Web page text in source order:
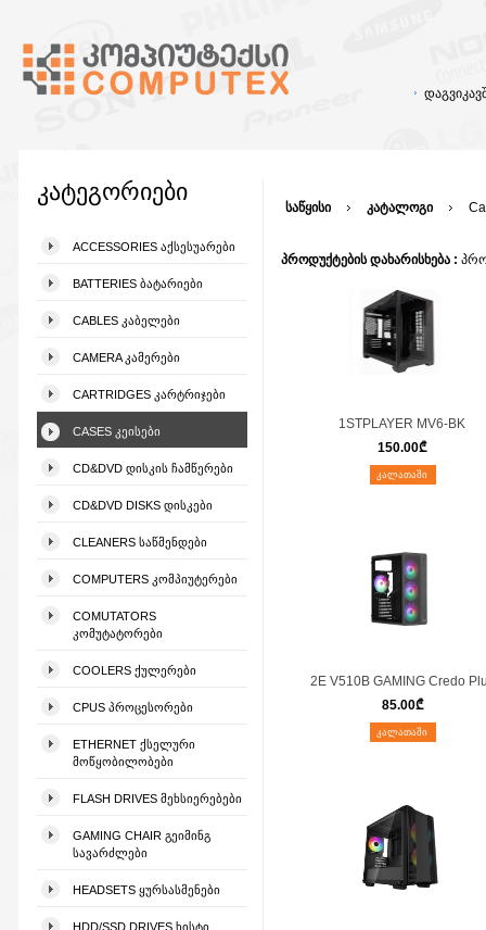
კატეგორიები
ACCESSORIES ᲐᲥᲡᲔᲡᲣᲐᲠᲔᲑᲘ
BATTERIES ᲑᲐᲢᲐᲠᲘᲔᲑᲘ
CABLES ᲙᲐᲑᲔᲚᲔᲑᲘ
CAMERA ᲙᲐᲛᲔᲠᲔᲑᲘ
CARTRIDGES ᲙᲐᲠᲢᲠᲘᲯᲔᲑᲘ
CASES ᲙᲔᲘᲡᲔᲑᲘ
CD&DVD ᲓᲘᲡᲙᲘᲡ ᲩᲐᲛᲬᲔᲠᲔᲑᲘ
CD&DVD DISKS ᲓᲘᲡᲙᲔᲑᲘ
CLEANERS ᲡᲐᲬᲛᲔᲜᲓᲔᲑᲘ
COMPUTERS ᲙᲝᲛᲞᲘᲣᲢᲔᲠᲔᲑᲘ
COMUTATORS
ᲙᲝᲛᲣᲢᲐᲢᲝᲠᲔᲑᲘ
COOLERS ᲥᲣᲚᲔᲠᲔᲑᲘ
CPUS ᲞᲠᲝᲪᲔᲡᲝᲠᲔᲑᲘ
ETHERNET ᲥᲡᲔᲚᲣᲠᲘ
ᲛᲝᲬᲧᲝᲑᲘᲚᲝᲑᲔᲑᲘ
FLASH DRIVES ᲛᲔᲮᲡᲘᲔᲠᲔᲑᲔᲑᲘ
GAMING CHAIR ᲒᲔᲘᲛᲘᲜᲒ
ᲡᲐᲕᲐᲠᲫᲚᲔᲑᲘ
HEADSETS ᲧᲣᲠᲡᲐᲡᲛᲔᲜᲔᲑᲘ
HDD/SSD DRIVES ᲮᲘᲡᲢᲘ
საწყისი კატალოგი
პროდუქტების დახარისხება :
1STPLAYER MV6-BK
150.00₾
ᲙᲐᲚᲐᲗᲐᲨᲘ
2E V510B GAMING Credo
85.00₾
ᲙᲐᲚᲐᲗᲐᲨᲘ